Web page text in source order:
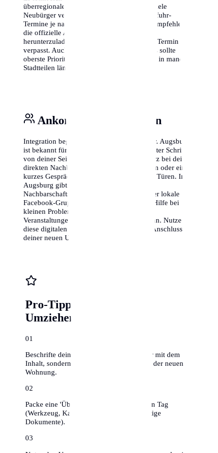
überregionalen Anbietern zu vergleichen. Viele
Neubürger vergessen, dass auch die Müllabfuhr-
Termine je nach Stadtbezirk variieren. Wir empfehlen,
die offizielle Abfall-App von Augsburg
herunterzuladen, damit du nie wieder einen Termin
verpasst. Auch das Thema Internetanschluss sollte
oberste Priorität haben, da die Freischaltung in manchen
Stadtteilen länger dauern kann als erwartet.
Ankommen & Vernetzen
Integration beginnt vor der eigenen Haustür. Augsburg
ist bekannt für seine offene Art, aber ein erster Schritt
von deiner Seite schadet nie. Stelle dich kurz bei deinen
direkten Nachbarn vor – ein kleines Lächeln oder ein
kurzes Gespräch im Treppenhaus öffnet oft Türen. In
Augsburg gibt es zudem zahlreiche
Nachbarschaftsportale wie 'nebenan.de' oder lokale
Facebook-Gruppen, in denen man schnell Hilfe bei
kleinen Problemen findet oder sich über
Veranstaltungen im Viertel austauschen kann. Nutze
diese digitalen Möglichkeiten, um schnell Anschluss in
deiner neuen Umgebung zu finden.
Pro-Tipps für stressfreies
Umziehen
01
Beschrifte deine Umzugskartons nicht nur mit dem
Inhalt, sondern auch mit dem Zielraum in der neuen
Wohnung.
02
Packe eine 'Überlebenskiste' für den ersten Tag
(Werkzeug, Kaffee, Toilettenpapier, wichtige
Dokumente).
03